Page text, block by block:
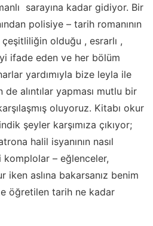
sarayına kadar gidiyor. Bir
polisiye – tarih romanının
olduğu , esrarlı ,
ifade eden ve her bölüm
yardımıyla bize leyla ile
de alıntılar yapması mutlu bir
oluyoruz. Kitabı okur
şeyler karşımıza çıkıyor;
halil isyanının nasıl
– eğlenceler,
iken aslına bakarsanız benim
öğretilen tarih ne kadar